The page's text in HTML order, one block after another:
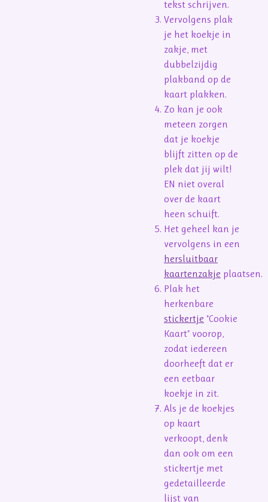
tekst schrijven.
Vervolgens plak
je het koekje in
zakje, met
dubbelzijdig
plakband op de
kaart plakken.
Zo kan je ook
meteen zorgen
dat je koekje
blijft zitten op de
plek dat jij wilt!
EN niet overal
over de kaart
heen schuift.
Het geheel kan je
vervolgens in een
hersluitbaar
kaartenzakje plaatsen.
Plak het
herkenbare
stickertje "Cookie
Kaart" voorop,
zodat iedereen
doorheeft dat er
een eetbaar
koekje in zit.
Als je de koekjes
op kaart
verkoopt, denk
dan ook om een
stickertje met
gedetailleerde
lijst van